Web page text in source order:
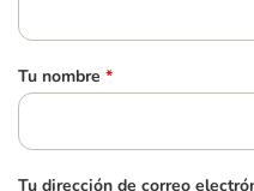
Tu nombre *
Tu dirección de correo